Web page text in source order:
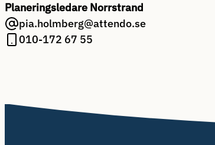
Planeringsledare Norrstrand
pia.holmberg@attendo.se
010-172 67 55